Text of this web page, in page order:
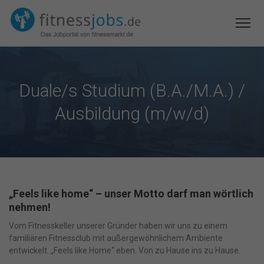
Duale/s Studium (B.A./M.A.) /
Ausbildung (m/w/d)
„Feels like home“ – unser Motto darf man wörtlich
nehmen!
Vom Fitnesskeller unserer Gründer haben wir uns zu einem
familiären Fitnessclub mit außergewöhnlichem Ambiente
entwickelt. „Feels like Home“ eben. Von zu Hause ins zu Hause.